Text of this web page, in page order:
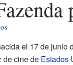
el 17 de junio
de cine de Estados